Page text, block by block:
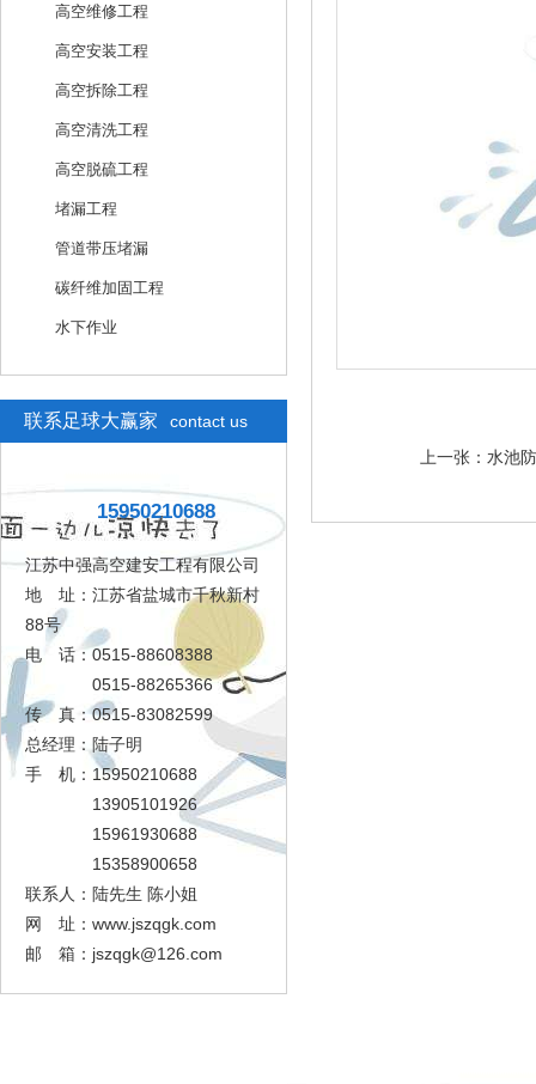
高空维修工程
高空安装工程
高空拆除工程
高空清洗工程
高空脱硫工程
堵漏工程
管道带压堵漏
碳纤维加固工程
水下作业
联系足球大赢家 contact us
15950210688
江苏中强高空建安工程有限公司
地 址：江苏省盐城市千秋新村
88号
电 话：0515-88608388
0515-88265366
传 真：0515-83082599
总经理：陆子明
手 机：15950210688
13905101926
15961930688
15358900658
联系人：陆先生 陈小姐
网 址：www.jszqgk.com
邮 箱： jszqgk@126.com
上一张： 水池